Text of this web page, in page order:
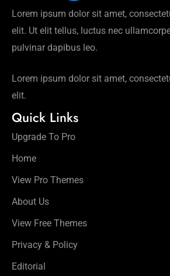
Lorem ipsum dolor sit amet,
elit. Ut elit tellus, luctus nec
pulvinar dapibus leo.
Lorem ipsum dolor sit amet,
elit.
Quick Links
Upgrade To Pro
Home
View Pro Themes
About Us
View Free Themes
Privacy & Policy
Editorial